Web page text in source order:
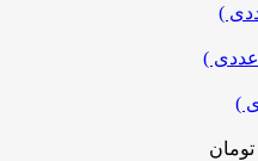
تومان